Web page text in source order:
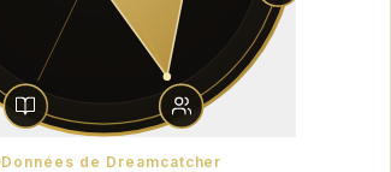
Données de Dreamcatcher